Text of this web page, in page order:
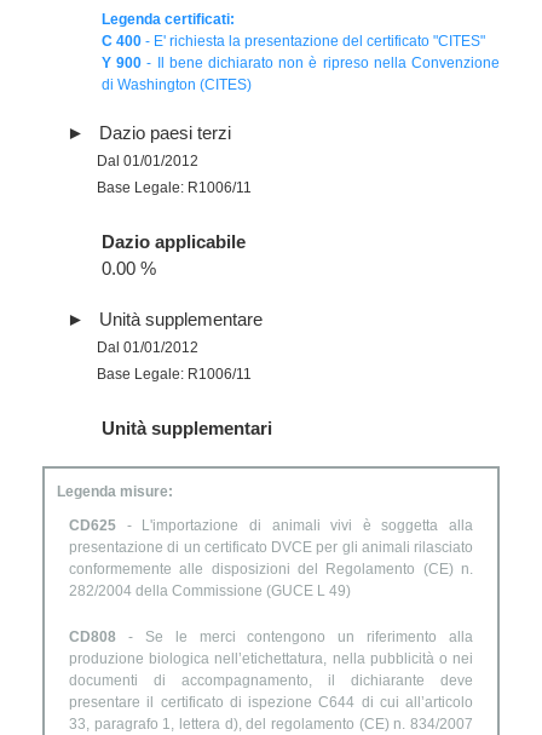
Legenda certificati:
C 400 - E' richiesta la presentazione del certificato "CITES"
Y 900 - Il bene dichiarato non è ripreso nella Convenzione
di Washington (CITES)
Dazio paesi terzi
Dal 01/01/2012
Base Legale: R1006/11
Dazio applicabile
0.00 %
Unità supplementare
Dal 01/01/2012
Base Legale: R1006/11
Unità supplementari
Legenda misure:
CD625 - L'importazione di animali vivi è soggetta alla
presentazione di un certificato DVCE per gli animali rilasciato
conformemente alle disposizioni del Regolamento (CE) n.
282/2004 della Commissione (GUCE L 49)
CD808 - Se le merci contengono un riferimento alla
produzione biologica nell’etichettatura, nella pubblicità o nei
documenti di accompagnamento, il dichiarante deve
presentare il certificato di ispezione C644 di cui all’articolo
33, paragrafo 1, lettera d), del regolamento (CE) n. 834/2007